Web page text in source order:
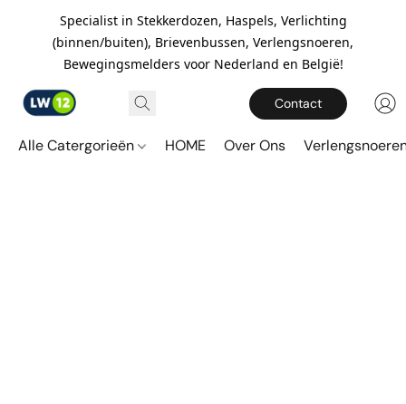
Specialist in Stekkerdozen, Haspels, Verlichting
(binnen/buiten), Brievenbussen, Verlengsnoeren,
Bewegingsmelders voor Nederland en België!
Contact
Alle Catergorieën HOME Over Ons